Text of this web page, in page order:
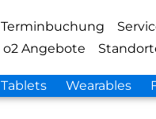
Terminbuchung
o2 Angebote
Tablets Wearables